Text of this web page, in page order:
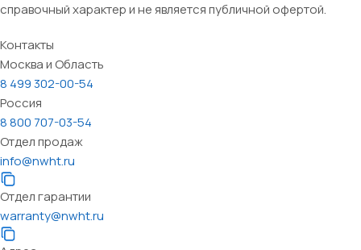
справочный характер и не является публичной офертой.
Контакты
Москва и Область
8 499 302-00-54
Россия
8 800 707-03-54
Отдел продаж
info@nwht.ru
Отдел гарантии
warranty@nwht.ru